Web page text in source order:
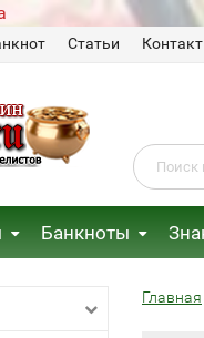
Статьи
Банкноты
Главная